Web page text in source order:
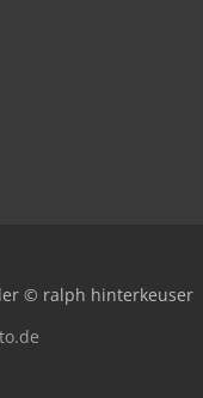
© ralph hinterkeuser